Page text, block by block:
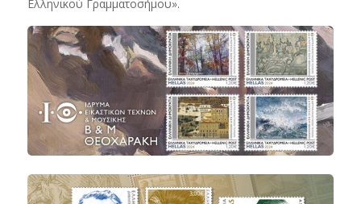
Ελληνικού Γραμματοσήμου».